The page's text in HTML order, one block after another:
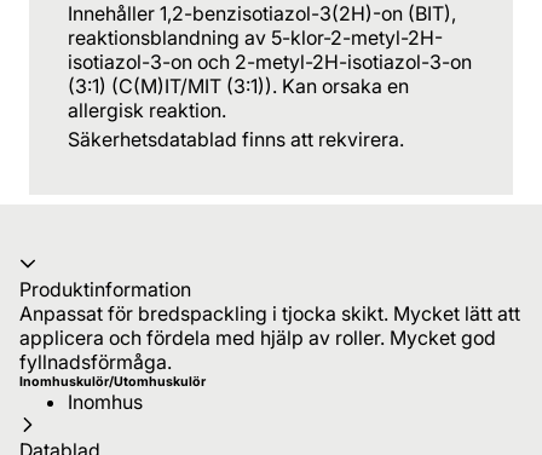
Innehåller 1,2-benzisotiazol-3(2H)-on (BIT),
reaktionsblandning av 5-klor-2-metyl-2H-
isotiazol-3-on och 2-metyl-2H-isotiazol-3-on
(3:1) (C(M)IT/MIT (3:1)). Kan orsaka en
allergisk reaktion.
Säkerhetsdatablad finns att rekvirera.
Produktinformation
Anpassat för bredspackling i tjocka skikt. Mycket lätt att
applicera och fördela med hjälp av roller. Mycket god
fyllnadsförmåga.
Inomhuskulör/Utomhuskulör
Inomhus